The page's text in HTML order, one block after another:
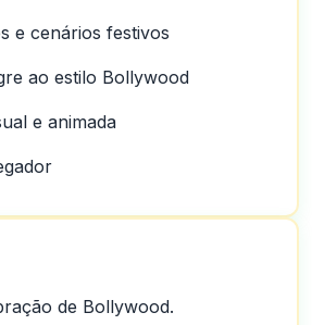
e cenários festivos
ao estilo Bollywood
e animada
de Bollywood.